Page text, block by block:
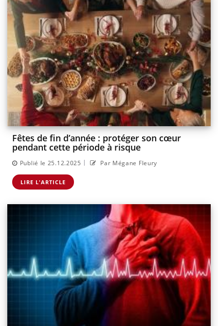
Fêtes de fin d’année : protéger son cœur
pendant cette période à risque
Publié le 25.12.2025 | Par Mégane Fleury
LIRE L'ARTICLE